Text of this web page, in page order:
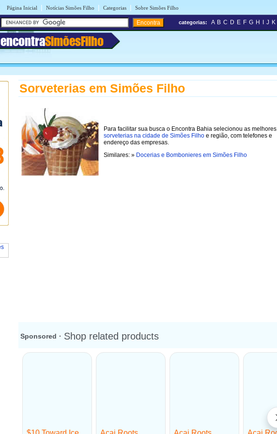
Página Inicial | Notícias Simões Filho | Categorias | Sobre Simões Filho
encontraSimõesFilho
categorias: A B C D E F G H J K
Sorveterias em Simões Filho
Para facilitar sua busca o Encontra Bahia selecionou as melhores
sorveterias na cidade de Simões Filho e região, com telefones e
endereço das empresas.
Similares: » Docerias e Bombonieres em Simões Filho